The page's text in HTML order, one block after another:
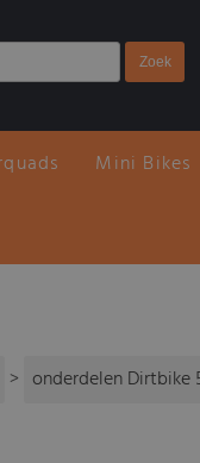
Mini Bikes
> onderdelen